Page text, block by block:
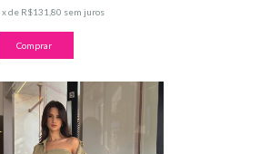
xde R$131,80 sem juros
Comprar